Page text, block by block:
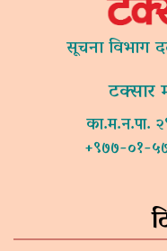
सूचना विभाग
टक्सार
का.म.न.पा.
+९७७-०१-